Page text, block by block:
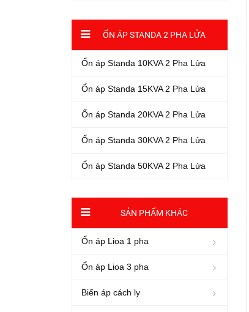
ỔN ÁP STANDA 2 PHA LỬA
Ổn áp Standa 10KVA 2 Pha Lửa
Ổn áp Standa 15KVA 2 Pha Lửa
Ổn áp Standa 20KVA 2 Pha Lửa
Ổn áp Standa 30KVA 2 Pha Lửa
Ổn áp Standa 50KVA 2 Pha Lửa
SẢN PHẨM KHÁC
Ổn áp Lioa 1 pha
Ổn áp Lioa 3 pha
Biến áp cách ly